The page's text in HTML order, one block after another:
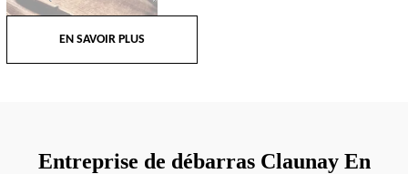
EN SAVOIR PLUS
Entreprise de débarras Claunay En